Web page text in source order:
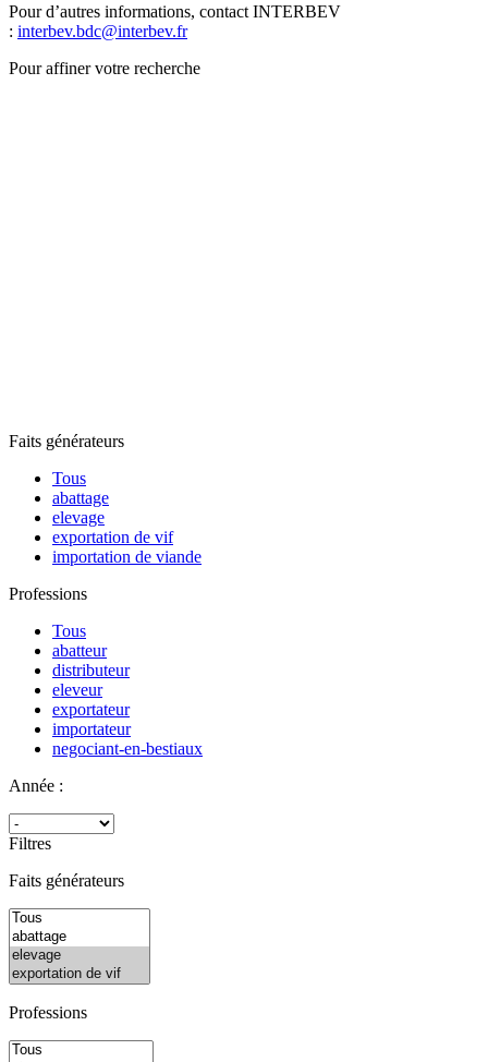
Pour d’autres informations, contact INTERBEV
: interbev.bdc@interbev.fr
Pour affiner votre recherche
Faits générateurs
Tous
abattage
elevage
exportation de vif
importation de viande
Professions
Tous
abatteur
distributeur
eleveur
exportateur
importateur
negociant-en-bestiaux
Année :
Filtres
Faits générateurs
Professions